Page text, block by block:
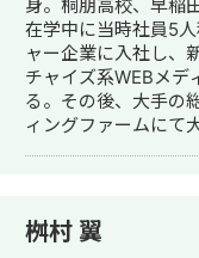
身。桐朋高校、早稲
在学中に当時社員5
ャー企業に入社し、
チャイズ系WEBメデ
る。その後、大手の
ィングファームにて
桝村 翼